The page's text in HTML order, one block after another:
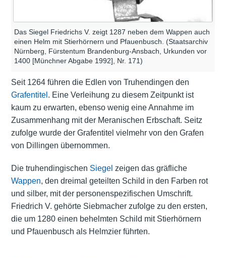
Das Siegel Friedrichs V. zeigt 1287 neben dem Wappen auch
einen Helm mit Stierhörnern und Pfauenbusch. (Staatsarchiv
Nürnberg, Fürstentum Brandenburg-Ansbach, Urkunden vor
1400 [Münchner Abgabe 1992], Nr. 171)
Seit 1264 führen die Edlen von Truhendingen den
Grafentitel . Eine Verleihung zu diesem Zeitpunkt ist
kaum zu erwarten, ebenso wenig eine Annahme im
Zusammenhang mit der Meranischen Erbschaft. Seitz
zufolge wurde der Grafentitel vielmehr von den Grafen
von Dillingen übernommen.
Die truhendingischen Siegel zeigen das gräfliche
Wappen, den dreimal geteilten Schild in den Farben rot
und silber, mit der personenspezifischen Umschrift.
Friedrich V. gehörte Siebmacher zufolge zu den ersten,
die um 1280 einen behelmten Schild mit Stierhörnern
und Pfauenbusch als Helmzier führten.